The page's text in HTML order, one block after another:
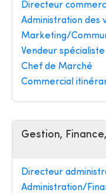
Directeur
Administration des
Marketing/
Vendeur spécialiste
Chef de Marché
Commercial
Gestion,
Directeur
Administration/